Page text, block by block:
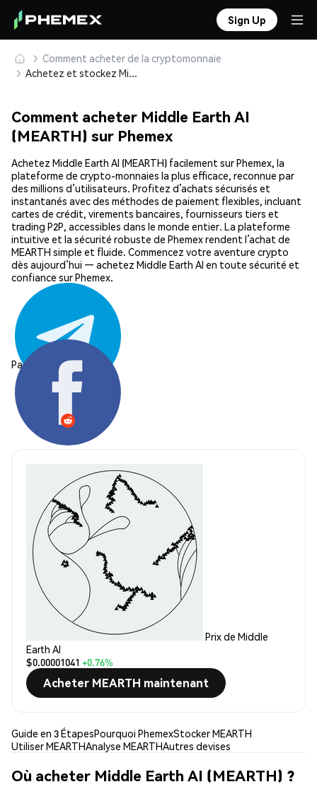
Sign Up
Comment acheter de la cryptomonnaie
Achetez et stockez Middle Earth AI (MEARTH) en toute sécurité
Comment acheter Middle Earth AI
(MEARTH) sur Phemex
Achetez Middle Earth AI (MEARTH) facilement sur Phemex, la
plateforme de crypto-monnaies la plus efficace, reconnue par
des millions d’utilisateurs. Profitez d’achats sécurisés et
instantanés avec des méthodes de paiement flexibles, incluant
cartes de crédit, virements bancaires, fournisseurs tiers et
trading P2P, accessibles dans le monde entier. La plateforme
intuitive et la sécurité robuste de Phemex rendent l’achat de
MEARTH simple et fluide. Commencez votre aventure crypto
dès aujourd’hui — achetez Middle Earth AI en toute sécurité et
confiance sur Phemex.
Partager:
Prix de Middle
Earth AI
$0.00001041 +0.76%
Acheter MEARTH maintenant
Guide en 3 ÉtapesPourquoi PhemexStocker MEARTH
Utiliser MEARTHAnalyse MEARTHAutres devises
Où acheter Middle Earth AI (MEARTH) ?